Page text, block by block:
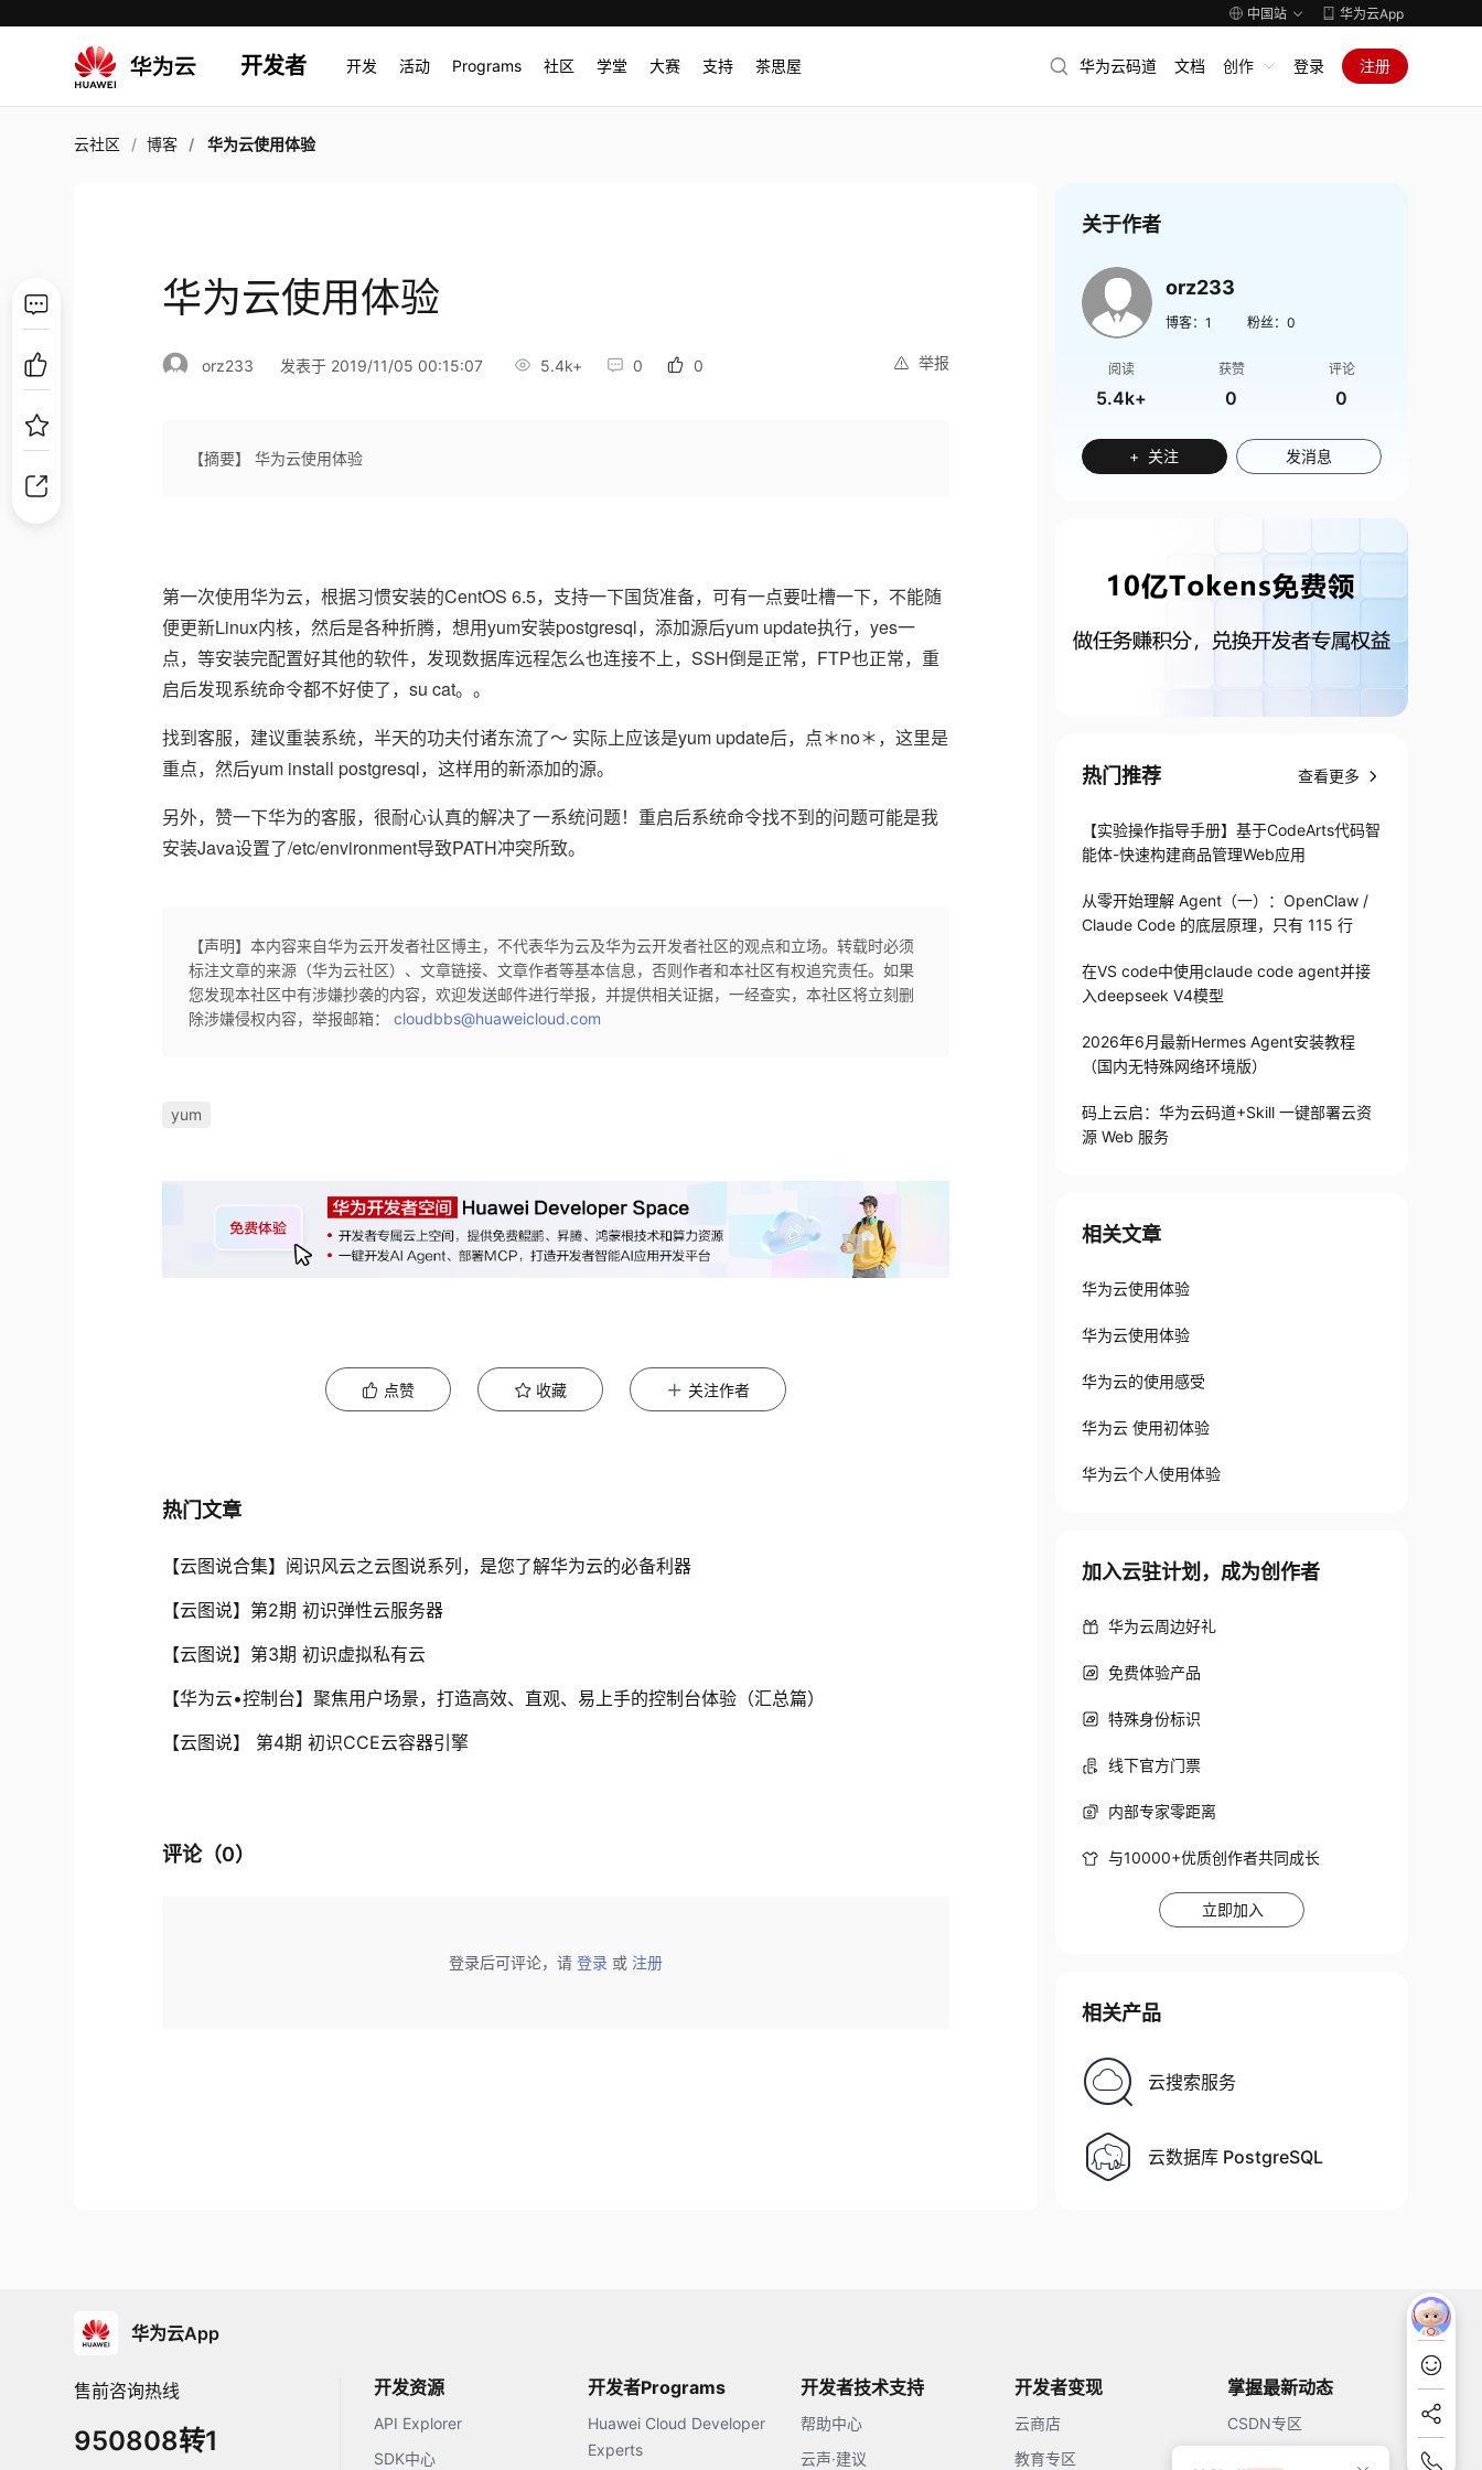
中国站 华为云App
开发者 开发 活动 Programs 社区 学堂 大赛 支持 茶思屋 华为云码道 文档 创作 登录 注册
云社区 博客 华为云使用体验
华为云使用体验
举报
orz233 发表于 2019/11/05 00:15:07 5.4k+ 0 0
【摘要】 华为云使用体验
第一次使用华为云，根据习惯安装的CentOS 6.5，支持一下国货准备，可有一点要吐槽一下，不能随
便更新Linux内核，然后是各种折腾，想用yum安装postgresql，添加源后yum update执行，yes一
点，等安装完配置好其他的软件，发现数据库远程怎么也连接不上，SSH倒是正常，FTP也正常，重
启后发现系统命令都不好使了，su cat。。
找到客服，建议重装系统，半天的功夫付诸东流了～ 实际上应该是yum update后，点＊no＊，这里是
重点，然后yum install postgresql，这样用的新添加的源。
另外，赞一下华为的客服，很耐心认真的解决了一系统问题！重启后系统命令找不到的问题可能是我
安装Java设置了/etc/environment导致PATH冲突所致。
【声明】本内容来自华为云开发者社区博主，不代表华为云及华为云开发者社区的观点和立场。转载时必须
标注文章的来源（华为云社区）、文章链接、文章作者等基本信息，否则作者和本社区有权追究责任。如果
您发现本社区中有涉嫌抄袭的内容，欢迎发送邮件进行举报，并提供相关证据，一经查实，本社区将立刻删
除涉嫌侵权内容，举报邮箱：cloudbbs@huaweicloud.com
yum
点赞 收藏 关注作者
热门文章
【云图说合集】阅识风云之云图说系列，是您了解华为云的必备利器
【云图说】第2期 初识弹性云服务器
【云图说】第3期 初识虚拟私有云
【华为云•控制台】聚焦用户场景，打造高效、直观、易上手的控制台体验（汇总篇）
【云图说】 第4期 初识CCE云容器引擎
评论（0）
登录后可评论，请 登录 或 注册
关于作者
orz233
博客： 1 粉丝： 0
阅读
5.4k+
获赞
0
评论
0
+ 关注 发消息
热门推荐 查看更多
【实验操作指导手册】基于CodeArts代码智
能体-快速构建商品管理Web应用
从零开始理解 Agent（一）：OpenClaw /
Claude Code 的底层原理，只有 115 行
在VS code中使用claude code agent并接
入deepseek V4模型
2026年6月最新Hermes Agent安装教程
（国内无特殊网络环境版）
码上云启：华为云码道+Skill 一键部署云资
源 Web 服务
相关文章
华为云使用体验
华为云使用体验
华为云的使用感受
华为云 使用初体验
华为云个人使用体验
加入云驻计划，成为创作者
华为云周边好礼
免费体验产品
特殊身份标识
线下官方门票
内部专家零距离
与10000+优质创作者共同成长
立即加入
相关产品
云搜索服务
云数据库 PostgreSQL
华为云App
售前咨询热线
950808转1
开发资源
API Explorer
SDK中心
开发者Programs
Huawei Cloud Developer
Experts
开发者技术支持
帮助中心
云声·建议
开发者变现
云商店
教育专区
掌握最新动态
CSDN专区